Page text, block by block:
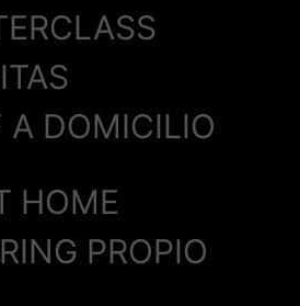
A DOMICILIO
HOME
PROPIO